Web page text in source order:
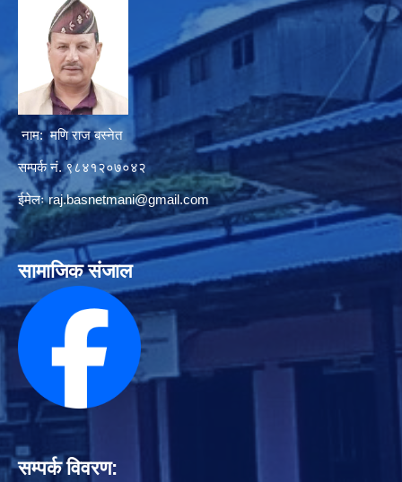
नाम: मणि राज बस्नेत
सम्पर्क नं. ९८४१२०७०४२
ईमेलःraj.basnetmani@gmail.com
सामाजिक संजाल
सम्पर्क विवरण: